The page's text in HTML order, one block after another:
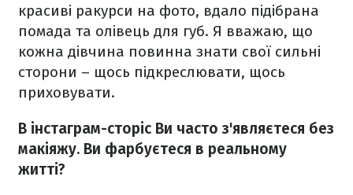
красиві ракурси на фото, вдало підібрана
помада та олівець для губ. Я вважаю, що
кожна дівчина повинна знати свої сильні
сторони – щось підкреслювати, щось
приховувати.
В інстаграм-сторіс Ви часто з'являєтеся без
макіяжу. Ви фарбуєтеся в реальному
житті?